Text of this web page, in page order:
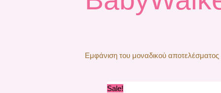
Εμφάνιση του μοναδικού αποτελέσματος
Sale!